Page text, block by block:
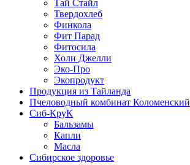
Тай Стайл
Твердохлеб
Финкола
Фит Парад
Фитосила
Холи Джелли
Эко-Про
Экопродукт
Продукция из Тайланда
Пчеловодный комбинат Коломенский
Сиб-КруК
Бальзамы
Капли
Масла
Сибирское здоровье